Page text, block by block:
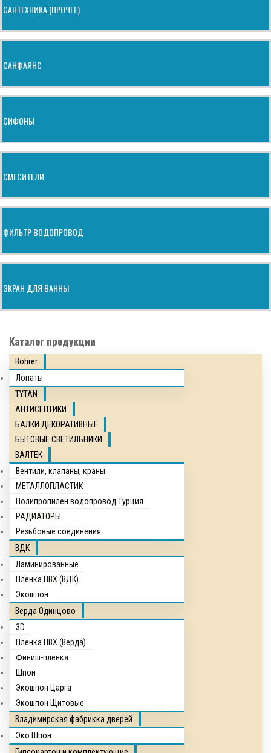
САНТЕХНИКА (ПРОЧЕЕ)
САНФАЯНС
СИФОНЫ
СМЕСИТЕЛИ
ФИЛЬТР ВОДОПРОВОД
ЭКРАН ДЛЯ ВАННЫ
Каталог продукции
Bohrer
Лопаты
TYTAN
АНТИСЕПТИКИ
БАЛКИ ДЕКОРАТИВНЫЕ
БЫТОВЫЕ СВЕТИЛЬНИКИ
ВАЛТЕК
Вентили, клапаны, краны
МЕТАЛЛОПЛАСТИК
Полипропилен водопровод Турция
РАДИАТОРЫ
Резьбовые соединения
ВДК
Ламинированные
Пленка ПВХ (ВДК)
Экошпон
Верда Одинцово
3D
Пленка ПВХ (Верда)
Финиш-пленка
Шпон
Экошпон Царга
Экошпон Щитовые
Владимирская фабрикка дверей
Эко Шпон